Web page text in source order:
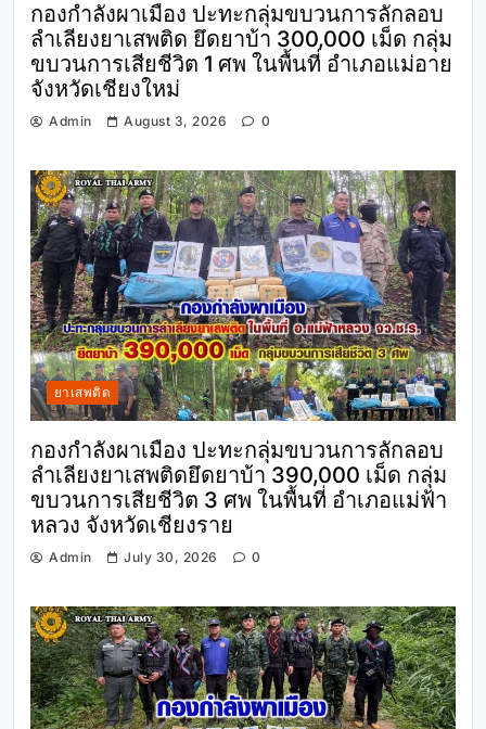
กองกำลังผาเมือง ปะทะกลุ่มขบวนการลักลอบ
ลำเลียงยาเสพติด ยึดยาบ้า 300,000 เม็ด กลุ่ม
ขบวนการเสียชีวิต 1 ศพ ในพื้นที่ อำเภอแม่อาย
จังหวัดเชียงใหม่
Admin August 3, 2026 0
ยาเสพติด
กองกำลังผาเมือง ปะทะกลุ่มขบวนการลักลอบ
ลำเลียงยาเสพติดยึดยาบ้า 390,000 เม็ด กลุ่ม
ขบวนการเสียชีวิต 3 ศพ ในพื้นที่ อำเภอแม่ฟ้า
หลวง จังหวัดเชียงราย
Admin July 30, 2026 0